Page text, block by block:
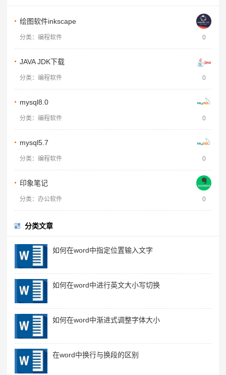
绘图软件inkscape
分类：编程软件 0
JAVA JDK下载
分类：编程软件 0
mysql8.0
分类：编程软件 0
mysql5.7
分类：编程软件 0
印象笔记
分类：办公软件 0
分类文章
如何在word中指定位置输入文字
如何在word中进行英文大小写切换
如何在word中渐进式调整字体大小
在word中换行与换段的区别